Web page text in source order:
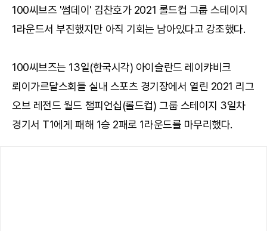
100씨브즈 '썸데이' 김찬호가 2021 롤드컵 그룹 스테이지
1라운드서 부진했지만 아직 기회는 남아있다고 강조했다.
100씨브즈는 13일(한국시각) 아이슬란드 레이캬비크
뢰이가르달스회들 실내 스포츠 경기장에서 열린 2021 리그
오브 레전드 월드 챔피언십(롤드컵) 그룹 스테이지 3일차
경기서 T1에게 패해 1승 2패로 1라운드를 마무리했다.